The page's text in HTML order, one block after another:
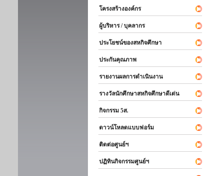
โครงสร้างองค์กร
ผู้บริหาร / บุคลากร
ประโยชน์ของสหกิจศึกษา
ประกันคุณภาพ
รายงานผลการดำเนินงาน
รางวัลนักศึกษาสหกิจศึกษาดีเด่น
กิจกรรม 5ส.
ดาวน์โหลดแบบฟอร์ม
ติดต่อศูนย์ฯ
ปฏิทินกิจกรรมศูนย์ฯ